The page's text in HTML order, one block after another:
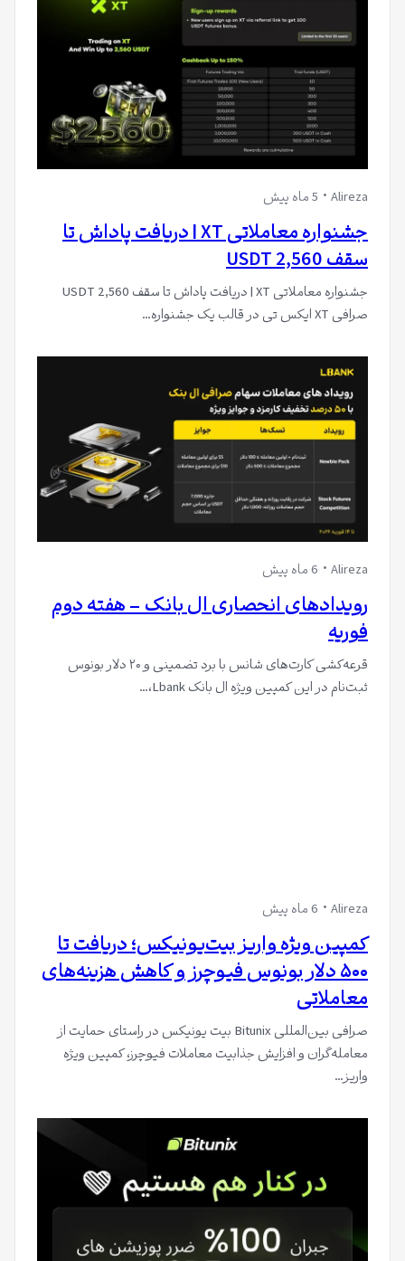
Alireza 5 ماه پیش
جشنواره معاملاتی XT | دریافت پاداش تا
سقف 2,560 USDT
جشنواره معاملاتی XT | دریافت پاداش تا سقف 2,560 USDT
صرافی XT ایکس تی در قالب یک جشنواره…
Alireza 6 ماه پیش
رویدادهای انحصاری ال بانک – هفته دوم
فوریه
قرعه‌کشی کارت‌های شانس با برد تضمینی و ۲۰ دلار بونوس
ثبت‌نام در این کمپین ویژه ال بانک Lbank،…
Alireza 6 ماه پیش
کمپین ویژه واریز بیت‌یونیکس؛ دریافت تا
۵۰۰ دلار بونوس فیوچرز و کاهش هزینه‌های
معاملاتی
صرافی بین‌المللی Bitunix بیت یونیکس در راستای حمایت از
معامله‌گران و افزایش جذابیت معاملات فیوچرز، کمپین ویژه
واریز…